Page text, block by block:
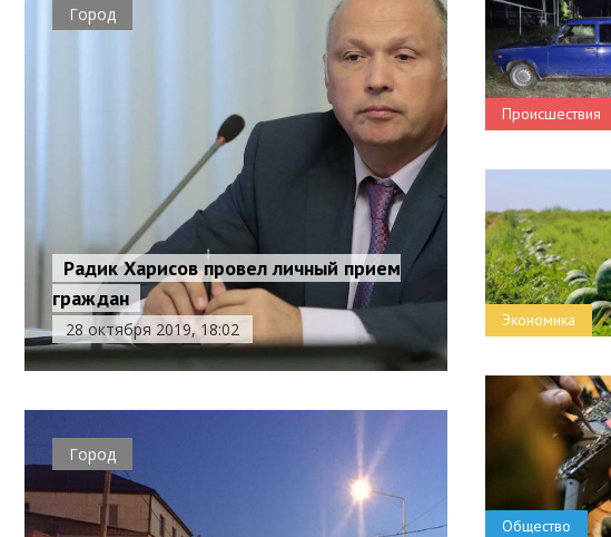
Город
Радик Харисов провел личный прием
граждан
28 октября 2019, 18:02
Город
Происшествия
Экономика
Общество